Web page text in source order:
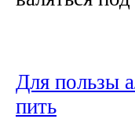
Для пользы
пить